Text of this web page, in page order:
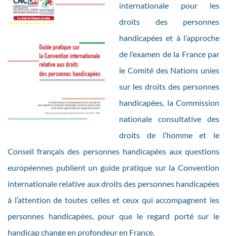
internationale pour les
droits des personnes
handicapées et à l’approche
de l’examen de la France par
le Comité des Nations unies
sur les droits des personnes
handicapées, la Commission
nationale consultative des
droits de l’homme et le
Conseil français des personnes handicapées aux questions
européennes publient un guide pratique sur la Convention
internationale relative aux droits des personnes handicapées
à l’attention de toutes celles et ceux qui accompagnent les
personnes handicapées, pour que le regard porté sur le
handicap change en profondeur en France.